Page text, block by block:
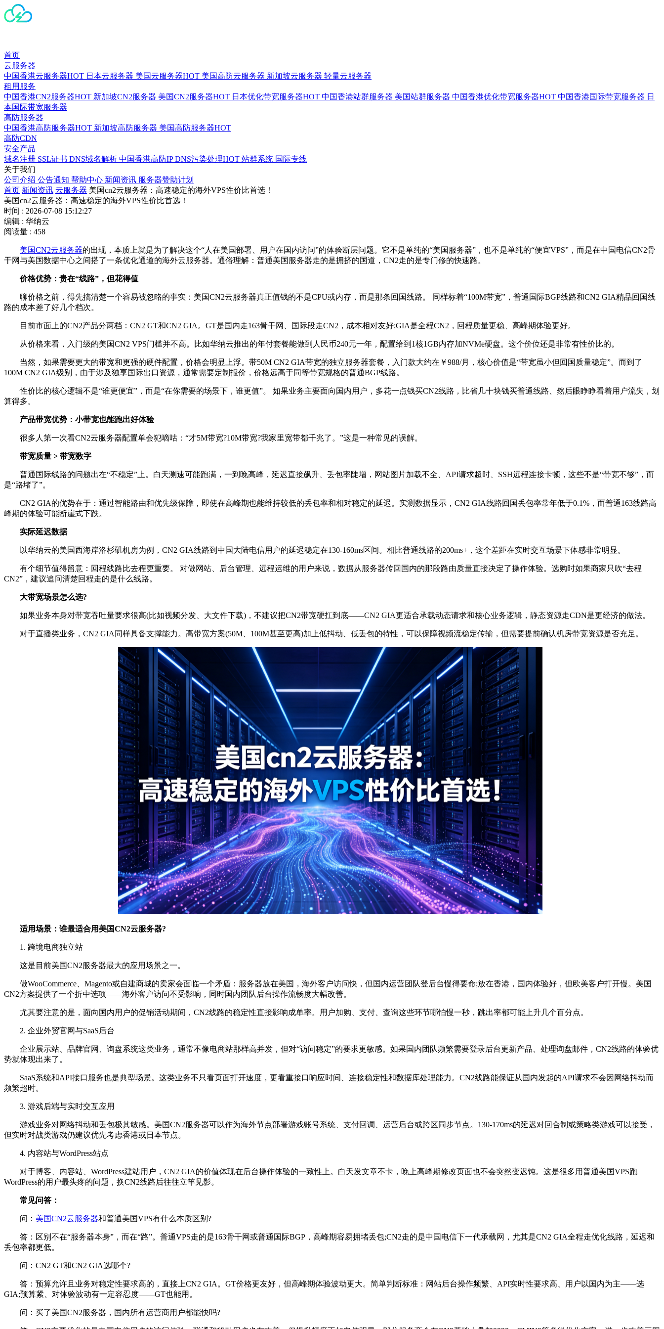
首页
云服务器
中国香港云服务器HOT 日本云服务器 美国云服务器HOT 美国高防云服务器 新加坡云服务器 轻量云服务器
租用服务
中国香港CN2服务器HOT 新加坡CN2服务器 美国CN2服务器HOT 日本优化带宽服务器HOT 中国香港站群服务器 美国站群服务器 中国香港优化带宽服务器HOT 中国香港国际带宽服务器 日
本国际带宽服务器
高防服务器
中国香港高防服务器HOT 新加坡高防服务器 美国高防服务器HOT
高防CDN
安全产品
域名注册 SSL证书 DNS域名解析 中国香港高防IPDNS污染处理HOT 站群系统 国际专线
关于我们
公司介绍 公告通知 帮助中心 新闻资讯 服务器赞助计划
首页 新闻资讯 云服务器 美国cn2云服务器：高速稳定的海外VPS性价比首选！
美国cn2云服务器：高速稳定的海外VPS性价比首选！
时间 : 2026-07-08 15:12:27
编辑 : 华纳云
阅读量 : 458
美国CN2云服务器的出现，本质上就是为了解决这个“人在美国部署、用户在国内访问”的体验断层问题。它不是单纯的“美国服务器”，也不是单纯的“便宜VPS”，而是在中国电信CN2骨
干网与美国数据中心之间搭了一条优化通道的海外云服务器。通俗理解：普通美国服务器走的是拥挤的国道，CN2走的是专门修的快速路。
价格优势：贵在“线路”，但花得值
聊价格之前，得先搞清楚一个容易被忽略的事实：美国CN2云服务器真正值钱的不是CPU或内存，而是那条回国线路。 同样标着“100M带宽”，普通国际BGP线路和CN2 GIA精品回国线
路的成本差了好几个档次。
目前市面上的CN2产品分两档：CN2 GT和CN2 GIA。GT是国内走163骨干网、国际段走CN2，成本相对友好;GIA是全程CN2，回程质量更稳、高峰期体验更好。
从价格来看，入门级的美国CN2 VPS门槛并不高。比如华纳云推出的年付套餐能做到人民币240元一年，配置给到1核1GB内存加NVMe硬盘。这个价位还是非常有性价比的。
当然，如果需要更大的带宽和更强的硬件配置，价格会明显上浮。带50M CN2 GIA带宽的独立服务器套餐，入门款大约在￥988/月，核心价值是“带宽虽小但回国质量稳定”。而到了
100M CN2 GIA级别，由于涉及独享国际出口资源，通常需要定制报价，价格远高于同等带宽规格的普通BGP线路。
性价比的核心逻辑不是“谁更便宜”，而是“在你需要的场景下，谁更值”。 如果业务主要面向国内用户，多花一点钱买CN2线路，比省几十块钱买普通线路、然后眼睁睁看着用户流失，划
算得多。
产品带宽优势：小带宽也能跑出好体验
很多人第一次看CN2云服务器配置单会犯嘀咕：“才5M带宽?10M带宽?我家里宽带都千兆了。”这是一种常见的误解。
带宽质量 > 带宽数字
普通国际线路的问题出在“不稳定”上。白天测速可能跑满，一到晚高峰，延迟直接飙升、丢包率陡增，网站图片加载不全、API请求超时、SSH远程连接卡顿，这些不是“带宽不够”，而
是“路堵了”。
CN2 GIA的优势在于：通过智能路由和优先级保障，即使在高峰期也能维持较低的丢包率和相对稳定的延迟。实测数据显示，CN2 GIA线路回国丢包率常年低于0.1%，而普通163线路高
峰期的体验可能断崖式下跌。
实际延迟数据
以华纳云的美国西海岸洛杉矶机房为例，CN2 GIA线路到中国大陆电信用户的延迟稳定在130-160ms区间。相比普通线路的200ms+，这个差距在实时交互场景下体感非常明显。
有个细节值得留意：回程线路比去程更重要。 对做网站、后台管理、远程运维的用户来说，数据从服务器传回国内的那段路由质量直接决定了操作体验。选购时如果商家只吹“去程
CN2”，建议追问清楚回程走的是什么线路。
大带宽场景怎么选?
如果业务本身对带宽吞吐量要求很高(比如视频分发、大文件下载)，不建议把CN2带宽硬扛到底——CN2 GIA更适合承载动态请求和核心业务逻辑，静态资源走CDN是更经济的做法。
对于直播类业务，CN2 GIA同样具备支撑能力。高带宽方案(50M、100M甚至更高)加上低抖动、低丢包的特性，可以保障视频流稳定传输，但需要提前确认机房带宽资源是否充足。
适用场景：谁最适合用美国CN2云服务器?
1. 跨境电商独立站
这是目前美国CN2服务器最大的应用场景之一。
做WooCommerce、Magento或自建商城的卖家会面临一个矛盾：服务器放在美国，海外客户访问快，但国内运营团队登后台慢得要命;放在香港，国内体验好，但欧美客户打开慢。美国
CN2方案提供了一个折中选项——海外客户访问不受影响，同时国内团队后台操作流畅度大幅改善。
尤其要注意的是，面向国内用户的促销活动期间，CN2线路的稳定性直接影响成单率。用户加购、支付、查询这些环节哪怕慢一秒，跳出率都可能上升几个百分点。
2. 企业外贸官网与SaaS后台
企业展示站、品牌官网、询盘系统这类业务，通常不像电商站那样高并发，但对“访问稳定”的要求更敏感。如果国内团队频繁需要登录后台更新产品、处理询盘邮件，CN2线路的体验优
势就体现出来了。
SaaS系统和API接口服务也是典型场景。这类业务不只看页面打开速度，更看重接口响应时间、连接稳定性和数据库处理能力。CN2线路能保证从国内发起的API请求不会因网络抖动而
频繁超时。
3. 游戏后端与实时交互应用
游戏业务对网络抖动和丢包极其敏感。美国CN2服务器可以作为海外节点部署游戏账号系统、支付回调、运营后台或跨区同步节点。130-170ms的延迟对回合制或策略类游戏可以接受，
但实时对战类游戏仍建议优先考虑香港或日本节点。
4. 内容站与WordPress站点
对于博客、内容站、WordPress建站用户，CN2 GIA的价值体现在后台操作体验的一致性上。白天发文章不卡，晚上高峰期修改页面也不会突然变迟钝。这是很多用普通美国VPS跑
WordPress的用户最头疼的问题，换CN2线路后往往立竿见影。
常见问答：
问： 美国CN2云服务器和普通美国VPS有什么本质区别?
答：区别不在“服务器本身”，而在“路”。普通VPS走的是163骨干网或普通国际BGP，高峰期容易拥堵丢包;CN2走的是中国电信下一代承载网，尤其是CN2 GIA全程走优化线路，延迟和
丢包率都更低。
问：CN2 GT和CN2 GIA选哪个?
答：预算允许且业务对稳定性要求高的，直接上CN2 GIA。GT价格更友好，但高峰期体验波动更大。简单判断标准：网站后台操作频繁、API实时性要求高、用户以国内为主——选
GIA;预算紧、对体验波动有一定容忍度——GT也能用。
问：买了美国CN2服务器，国内所有运营商用户都能快吗?